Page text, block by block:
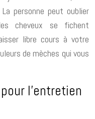
personne peut oublier
cheveux se fichent
libre cours à votre
de mèches qui vous
l’entretien